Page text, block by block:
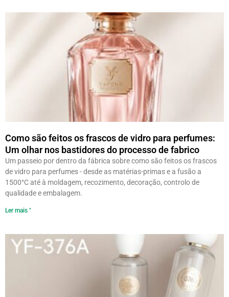
Como são feitos os frascos de vidro para perfumes:
Um olhar nos bastidores do processo de fabrico
Um passeio por dentro da fábrica sobre como são feitos os frascos
de vidro para perfumes - desde as matérias-primas e a fusão a
1500°C até à moldagem, recozimento, decoração, controlo de
qualidade e embalagem.
Ler mais "